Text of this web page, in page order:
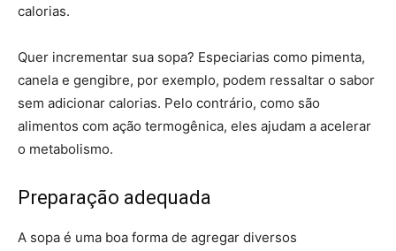
calorias.
Quer incrementar sua sopa? Especiarias como pimenta,
canela e gengibre, por exemplo, podem ressaltar o sabor
sem adicionar calorias. Pelo contrário, como são
alimentos com ação termogênica, eles ajudam a acelerar
o metabolismo.
Preparação adequada
A sopa é uma boa forma de agregar diversos